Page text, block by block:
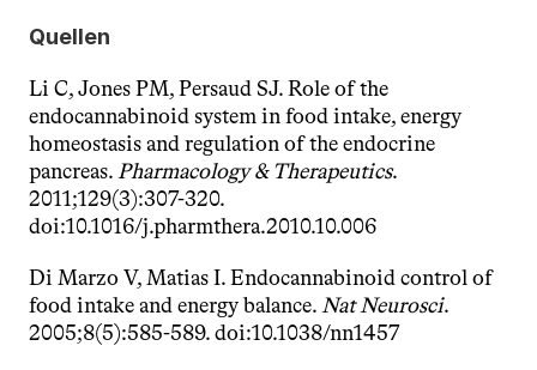
Quellen
Li C, Jones PM, Persaud SJ. Role of the
endocannabinoid system in food intake, energy
homeostasis and regulation of the endocrine
pancreas. Pharmacology & Therapeutics.
2011;129(3):307-320.
doi:10.1016/j.pharmthera.2010.10.006
Di Marzo V, Matias I. Endocannabinoid control of
food intake and energy balance. Nat Neurosci.
2005;8(5):585-589. doi:10.1038/nn1457